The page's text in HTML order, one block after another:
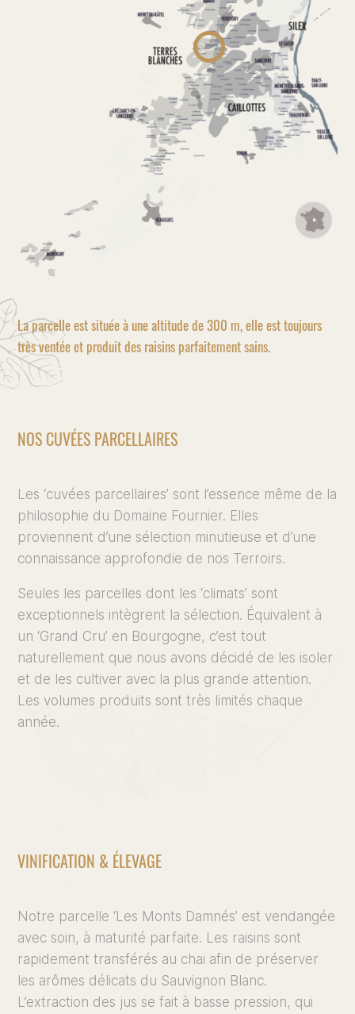
La parcelle est située à une altitude de 300 m, elle est toujours
très ventée et produit des raisins parfaitement sains.
NOS CUVÉES PARCELLAIRES
Les ‘cuvées parcellaires’ sont l’essence même de la
philosophie du Domaine Fournier. Elles
proviennent d’une sélection minutieuse et d’une
connaissance approfondie de nos Terroirs.
Seules les parcelles dont les ‘climats’ sont
exceptionnels intègrent la sélection. Équivalent à
un ‘Grand Cru’ en Bourgogne, c’est tout
naturellement que nous avons décidé de les isoler
et de les cultiver avec la plus grande attention.
Les volumes produits sont très limités chaque
année.
VINIFICATION & ÉLEVAGE
Notre parcelle ‘Les Monts Damnés’ est vendangée
avec soin, à maturité parfaite. Les raisins sont
rapidement transférés au chai afin de préserver
les arômes délicats du Sauvignon Blanc.
L’extraction des jus se fait à basse pression, qui